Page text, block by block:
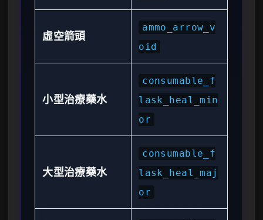
虛空箭頭
ammo_arrow_v
oid
小型治療藥水
consumable_f
lask_heal_min
or
大型治療藥水
consumable_f
lask_heal_maj
or